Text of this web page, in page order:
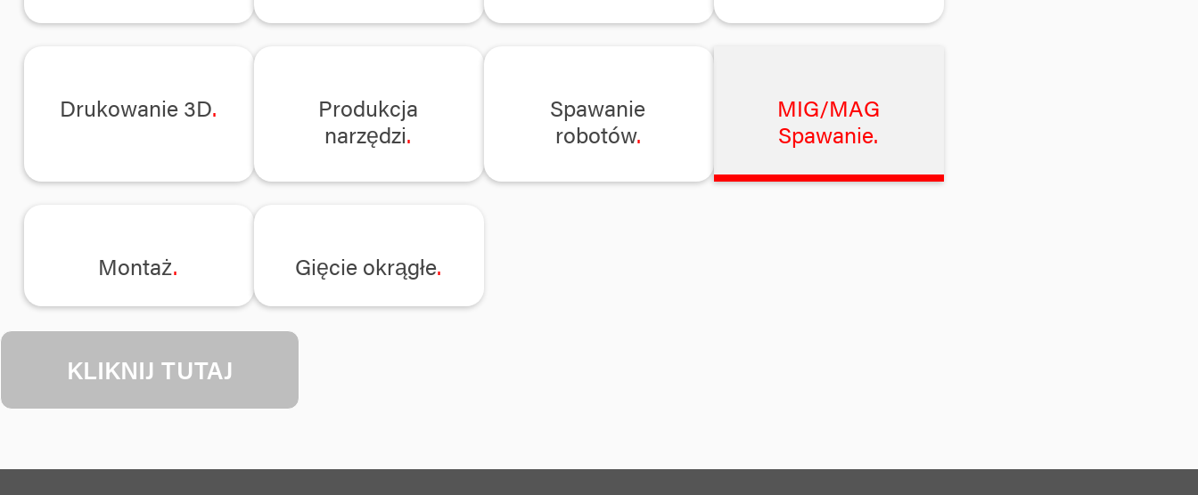
Drukowanie 3D
Produkcja
narzędzi
Spawanie
robotów
MIG/MAG
Spawanie
Montaż Gięcie okrągłe
KLIKNIJ TUTAJ